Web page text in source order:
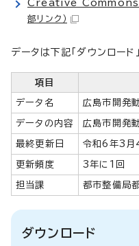
Creative
部リンク）
データは下記「ダウンロード
項目
データ名 広島市開発
データの内容 広島市開発
最終更新日 令和6年3月
更新頻度 3年に1回
担当課 都市整備局
ダウンロード